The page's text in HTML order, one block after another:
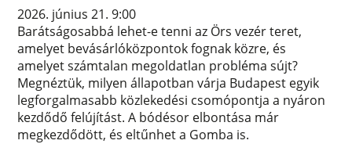
2026. június 21. 9:00
Barátságosabbá lehet-e tenni az Örs vezér teret,
amelyet bevásárlóközpontok fognak közre, és
amelyet számtalan megoldatlan probléma sújt?
Megnéztük, milyen állapotban várja Budapest egyik
legforgalmasabb közlekedési csomópontja a nyáron
kezdődő felújítást. A bódésor elbontása már
megkezdődött, és eltűnhet a Gomba is.